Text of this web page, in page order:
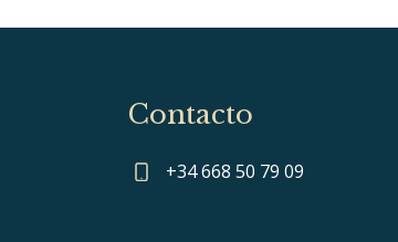
Contacto
+34 668 50 79 09